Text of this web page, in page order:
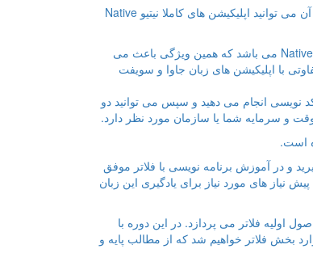
فلاتر ( Flutter ) فریموورکی هست که توسط گوگل ارائه شده است و به کمک آن می توانید اپلیکیشن های کاملا نیتیو Native
تفاوت فلاتر با فریموورک های چند سکویی مثل زامارین و فون گپ در تولید کد Native می باشد که همین ویژگی باعث می
با اپلیکیشن های زبان جاوا و سویفت
نویسی انجام می دهید و سپس می توانید دو
و سرمایه شما یا سازمان مورد نظر دارد.
و در آموزش برنامه نویسی با فلاتر موفق
نیاز های مورد نیاز برای یادگیری این زبان
اولیه فلاتر می پردازد. در این دوره با
بخش فلاتر خواهیم شد که از مطالب پایه و